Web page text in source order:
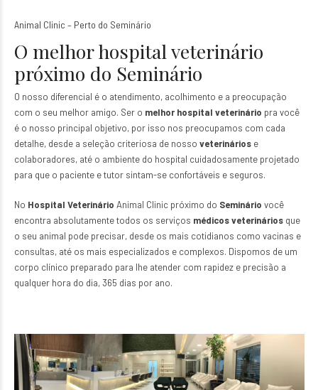
Animal Clinic – Perto do Seminário
O melhor hospital veterinário
próximo do Seminário
O nosso diferencial é o atendimento, acolhimento e a preocupação
com o seu melhor amigo. Ser o melhor hospital veterinário pra você
é o nosso principal objetivo, por isso nos preocupamos com cada
detalhe, desde a seleção criteriosa de nosso veterinários e
colaboradores, até o ambiente do hospital cuidadosamente projetado
para que o paciente e tutor sintam-se confortáveis e seguros.
No Hospital Veterinário Animal Clinic próximo do Seminário você
encontra absolutamente todos os serviços médicos veterinários que
o seu animal pode precisar, desde os mais cotidianos como vacinas e
consultas, até os mais especializados e complexos. Dispomos de um
corpo clínico preparado para lhe atender com rapidez e precisão a
qualquer hora do dia, 365 dias por ano.